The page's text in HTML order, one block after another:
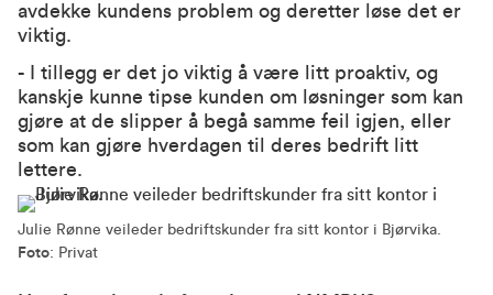
avdekke kundens problem og deretter løse det er
viktig.
- I tillegg er det jo viktig å være litt proaktiv, og
kanskje kunne tipse kunden om løsninger som kan
gjøre at de slipper å begå samme feil igjen, eller
som kan gjøre hverdagen til deres bedrift litt
lettere.
Julie Rønne veileder bedriftskunder fra sitt kontor i Bjørvika.
Foto: Privat